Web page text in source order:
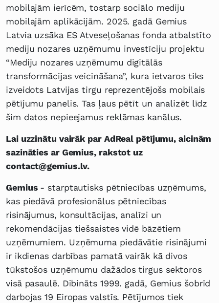
mobilajām ierīcēm, tostarp sociālo mediju
mobilajām aplikācijām. 2025. gadā Gemius
Latvia uzsāka ES Atveseļošanas fonda atbalstīto
mediju nozares uzņēmumu investīciju projektu
“Mediju nozares uzņēmumu digitālās
transformācijas veicināšana”, kura ietvaros tiks
izveidots Latvijas tirgu reprezentējošs mobilais
pētījumu panelis. Tas ļaus pētīt un analizēt līdz
šim datos nepieejamus reklāmas kanālus.
Lai uzzinātu vairāk par AdReal pētījumu, aicinām
sazināties ar Gemius, rakstot uz
contact@gemius.lv.
Gemius - starptautisks pētniecības uzņēmums,
kas piedāvā profesionālus pētniecības
risinājumus, konsultācijas, analīzi un
rekomendācijas tiešsaistes vidē bāzētiem
uzņēmumiem. Uzņēmuma piedāvātie risinājumi
ir ikdienas darbības pamatā vairāk kā divos
tūkstošos uzņēmumu dažādos tirgus sektoros
visā pasaulē. Dibināts 1999. gadā, Gemius šobrīd
darbojas 19 Eiropas valstīs. Pētījumos tiek